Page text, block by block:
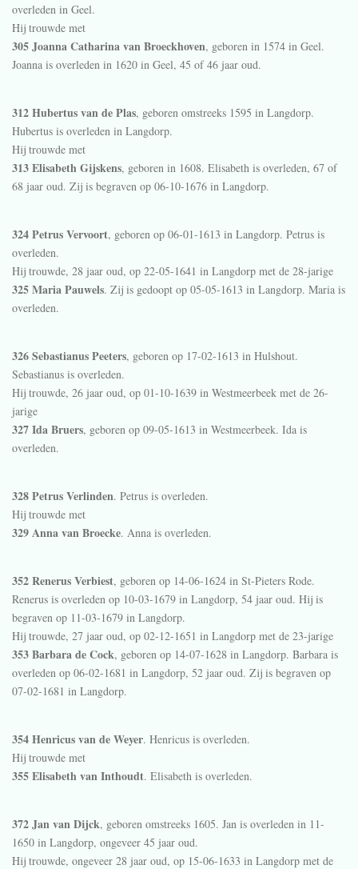
overleden in Geel.
Hij trouwde met
305 Joanna Catharina van Broeckhoven, geboren in 1574 in Geel.
Joanna is overleden in 1620 in Geel, 45 of 46 jaar oud.
312 Hubertus van de Plas, geboren omstreeks 1595 in Langdorp.
Hubertus is overleden in Langdorp.
Hij trouwde met
313 Elisabeth Gijskens, geboren in 1608. Elisabeth is overleden, 67 of
68 jaar oud. Zij is begraven op 06-10-1676 in Langdorp.
324 Petrus Vervoort, geboren op 06-01-1613 in Langdorp. Petrus is
overleden.
Hij trouwde, 28 jaar oud, op 22-05-1641 in Langdorp met de 28-jarige
325 Maria Pauwels. Zij is gedoopt op 05-05-1613 in Langdorp. Maria is
overleden.
326 Sebastianus Peeters, geboren op 17-02-1613 in Hulshout.
Sebastianus is overleden.
Hij trouwde, 26 jaar oud, op 01-10-1639 in Westmeerbeek met de 26-
jarige
327 Ida Bruers, geboren op 09-05-1613 in Westmeerbeek. Ida is
overleden.
328 Petrus Verlinden. Petrus is overleden.
Hij trouwde met
329 Anna van Broecke. Anna is overleden.
352 Renerus Verbiest, geboren op 14-06-1624 in St-Pieters Rode.
Renerus is overleden op 10-03-1679 in Langdorp, 54 jaar oud. Hij is
begraven op 11-03-1679 in Langdorp.
Hij trouwde, 27 jaar oud, op 02-12-1651 in Langdorp met de 23-jarige
353 Barbara de Cock, geboren op 14-07-1628 in Langdorp. Barbara is
overleden op 06-02-1681 in Langdorp, 52 jaar oud. Zij is begraven op
07-02-1681 in Langdorp.
354 Henricus van de Weyer. Henricus is overleden.
Hij trouwde met
355 Elisabeth van Inthoudt. Elisabeth is overleden.
372 Jan van Dijck, geboren omstreeks 1605. Jan is overleden in 11-
1650 in Langdorp, ongeveer 45 jaar oud.
Hij trouwde, ongeveer 28 jaar oud, op 15-06-1633 in Langdorp met de